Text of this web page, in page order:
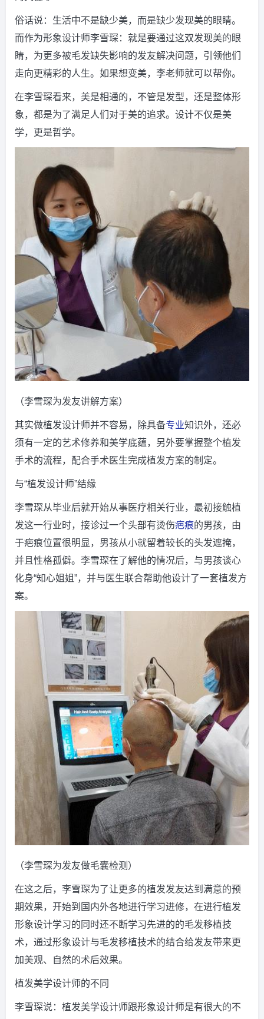
俗话说：生活中不是缺少美，而是缺少发现美的眼睛。
而作为形象设计师李雪琛：就是要通过这双发现美的眼
睛，为更多被毛发缺失影响的发友解决问题，引领他们
走向更精彩的人生。如果想变美，李老师就可以帮你。
在李雪琛看来，美是相通的，不管是发型，还是整体形
象，都是为了满足人们对于美的追求。设计不仅是美
学，更是哲学。
（李雪琛为发友讲解方案）
其实做植发设计师并不容易，除具备专业知识外，还必
须有一定的艺术修养和美学底蕴，另外要掌握整个植发
手术的流程，配合手术医生完成植发方案的制定。
与“植发设计师”结缘
李雪琛从毕业后就开始从事医疗相关行业，最初接触植
发这一行业时，接诊过一个头部有烫伤疤痕的男孩，由
于疤痕位置很明显，男孩从小就留着较长的头发遮掩，
并且性格孤僻。李雪琛在了解他的情况后，与男孩谈心
化身“知心姐姐”，并与医生联合帮助他设计了一套植发方
案。
（李雪琛为发友做毛囊检测）
在这之后，李雪琛为了让更多的植发发友达到满意的预
期效果，开始到国内外各地进行学习进修，在进行植发
形象设计学习的同时还不断学习先进的的毛发移植技
术，通过形象设计与毛发移植技术的结合给发友带来更
加美观、自然的术后效果。
植发美学设计师的不同
李雪琛说：植发美学设计师跟形象设计师是有很大的不